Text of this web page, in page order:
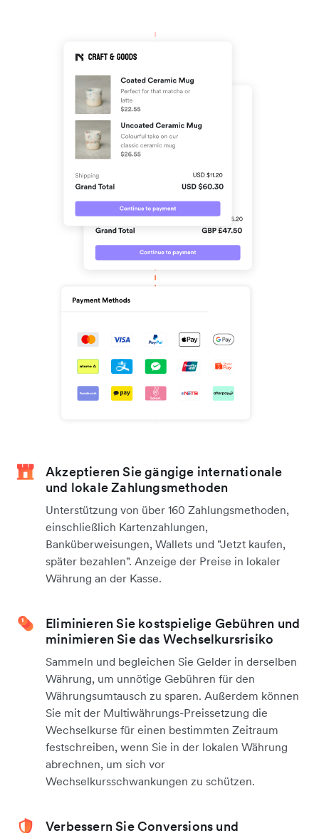
Akzeptieren Sie gängige internationale
und lokale Zahlungsmethoden
Unterstützung von über 160 Zahlungsmethoden,
einschließlich Kartenzahlungen,
Banküberweisungen, Wallets und "Jetzt kaufen,
später bezahlen". Anzeige der Preise in lokaler
Währung an der Kasse.
Eliminieren Sie kostspielige Gebühren und
minimieren Sie das Wechselkursrisiko
Sammeln und begleichen Sie Gelder in derselben
Währung, um unnötige Gebühren für den
Währungsumtausch zu sparen. Außerdem können
Sie mit der Multiwährungs-Preissetzung die
Wechselkurse für einen bestimmten Zeitraum
festschreiben, wenn Sie in der lokalen Währung
abrechnen, um sich vor
Wechselkursschwankungen zu schützen.
Verbessern Sie Conversions und